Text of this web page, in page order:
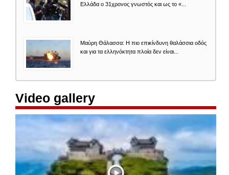
Ελλάδα ο 31χρονος γνωστός και ως το «...
Μαύρη Θάλασσα: Η πιο επικίνδυνη θαλάσσια οδός
και για τα ελληνόκτητα πλοία δεν είναι...
Video gallery